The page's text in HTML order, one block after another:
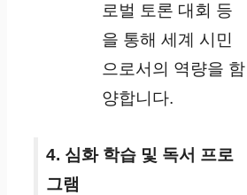
로벌 토론 대회 등
을 통해 세계 시민
으로서의 역량을 함
양합니다.
4. 심화 학습 및 독서 프로
그램